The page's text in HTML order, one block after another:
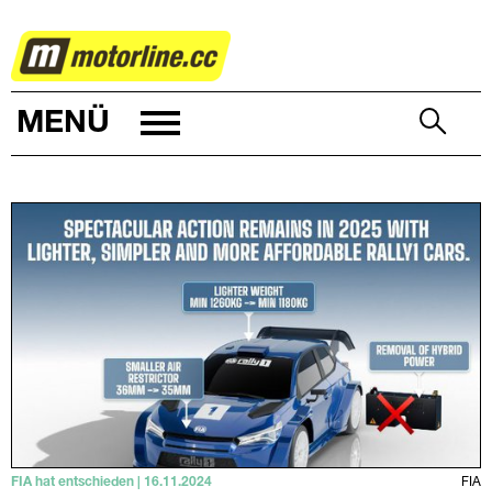
RALLYE
MENÜ
FIA
FIA hat entschieden | 16.11.2024